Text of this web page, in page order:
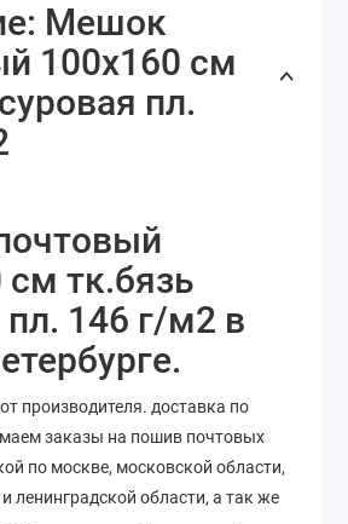
Мешок
100x160 см
пл.
см тк.бязь
пл. 146 г/м2 в
производителя. доставка по
заказы на пошив почтовых
по москве, московской области,
и ленинградской области, а так же